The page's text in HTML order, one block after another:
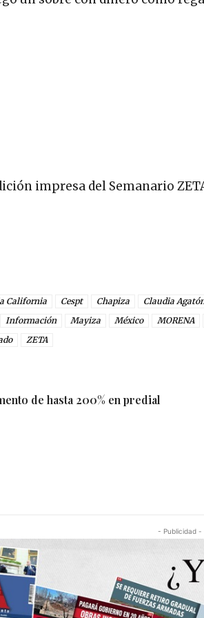
impresa del Semanario
California Cespt Chapiza Claudia
Información Mayiza México MORENA
ZETA
de hasta 200% en predial
- Publicidad -